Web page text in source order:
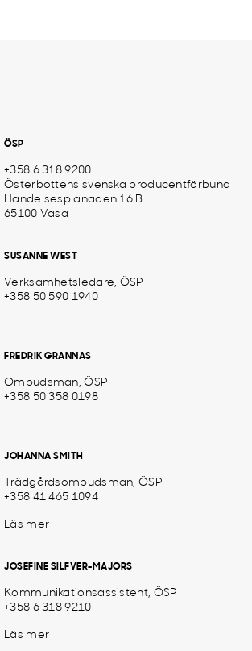
ÖSP
+358 6 318 9200
Österbottens svenska producentförbund
Handelsesplanaden 16 B
65100 Vasa
SUSANNE WEST
Verksamhetsledare, ÖSP
+358 50 590 1940
FREDRIK GRANNAS
Ombudsman, ÖSP
+358 50 358 0198
JOHANNA SMITH
Trädgårdsombudsman, ÖSP
+358 41 465 1094
Läs mer
JOSEFINE SILFVER-MAJORS
Kommunikationsassistent, ÖSP
+358 6 318 9210
Läs mer